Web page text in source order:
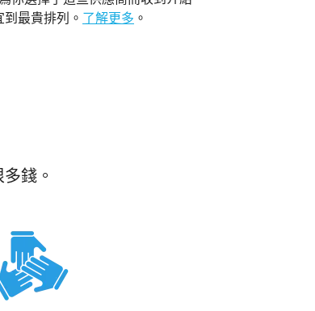
最貴排列。 了解更多 。
錢。